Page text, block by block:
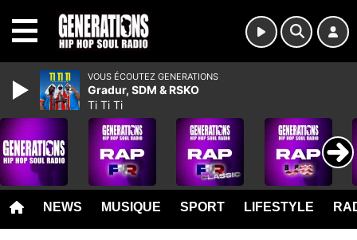
NEWS MUSIQUE SPORT LIFESTYLE
VOUS ÉCOUTEZ GENERATIONS
Gradur, SDM & RSKO
Ti Ti Ti